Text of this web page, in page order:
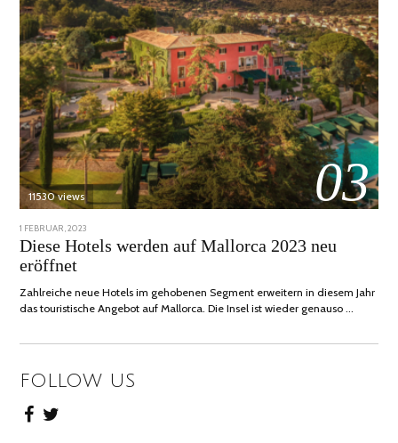
03
11530 views
POSTED
ON
1 FEBRUAR, 2023
FEBRUAR,
2023
Diese Hotels werden auf Mallorca 2023 neu
eröffnet
Zahlreiche neue Hotels im gehobenen Segment erweitern in diesem Jahr
das touristische Angebot auf Mallorca. Die Insel ist wieder genauso …
FOLLOW US